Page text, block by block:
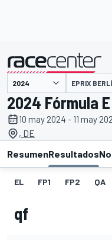
presentado por EPRIX
2024 Fórmula
10 may 2024 - 11 may
, DE
ResumenResultados
EL FP1 FP2 QA
qf